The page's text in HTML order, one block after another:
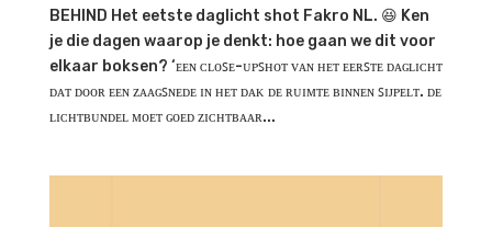
BEHIND Het eetste daglicht shot Fakro NL. 😆 Ken
je die dagen waarop je denkt: hoe gaan we dit voor
elkaar boksen? ‘ᴇᴇɴ ᴄʟᴏꜱᴇ-ᴜᴘꜱʜᴏᴛ ᴠᴀɴ ʜᴇᴛ ᴇᴇʀꜱᴛᴇ ᴅᴀɢʟɪᴄʜᴛ
ᴅᴀᴛ ᴅᴏᴏʀ ᴇᴇɴ ᴢᴀᴀɢꜱɴᴇᴅᴇ ɪɴ ʜᴇᴛ ᴅᴀᴋ ᴅᴇ ʀᴜɪᴍᴛᴇ ʙɪɴɴᴇɴ ꜱɪᴊᴘᴇʟᴛ. ᴅᴇ
ʟɪᴄʜᴛʙᴜɴᴅᴇʟ ᴍᴏᴇᴛ ɢᴏᴇᴅ ᴢɪᴄʜᴛʙᴀᴀʀ...